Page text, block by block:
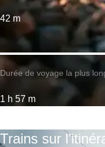
42 m
Durée de voyage la plus
1 h 57 m
Trains sur